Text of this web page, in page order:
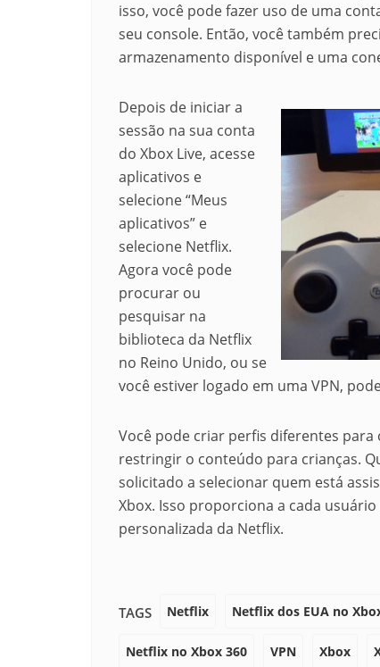
isso, você pode fazer uso de uma
seu console. Então, você também
armazenamento disponível e uma
Depois de iniciar a
sessão na sua conta
do Xbox Live, acesse
aplicativos e
selecione “Meus
aplicativos” e
selecione Netflix.
Agora você pode
procurar ou
pesquisar na
biblioteca da Netflix
no Reino Unido, ou se
você estiver logado em uma VPN,
Você pode criar perfis diferentes para
restringir o conteúdo para crianças.
solicitado a selecionar quem está
Xbox. Isso proporciona a cada
personalizada da Netflix.
TAGS Netflix Netflix dos EUA no
Netflix no Xbox 360 VPN Xbox